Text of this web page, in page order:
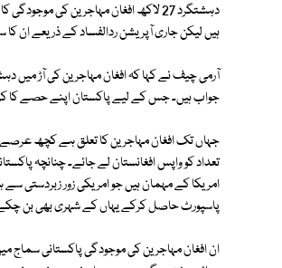
دہشتگرد 27 لاکھ افغان مہاجرین کی
ہیں لیکن جاری آپریشن ردالفساد کے ذریعے ان کا
آرمی چیف نے کہا کہ افغان مہاجرین کی آڑ میں
جواب ہیں۔ جس کے لیے پاکستان اپنے حصے کا
جہاں تک افغان مہاجرین کا تعلق ہے کچھ عرصے
تعداد کو واپس افغانستان لے جائے۔ چنانچہ
امریکا کے مہمان ہیں جو امریکی زور زبردستی
پاسپورٹ حاصل کرکے یہاں کے شہری بھی بن
ان افغان مہاجرین کی موجودگی پاکستانی سماج